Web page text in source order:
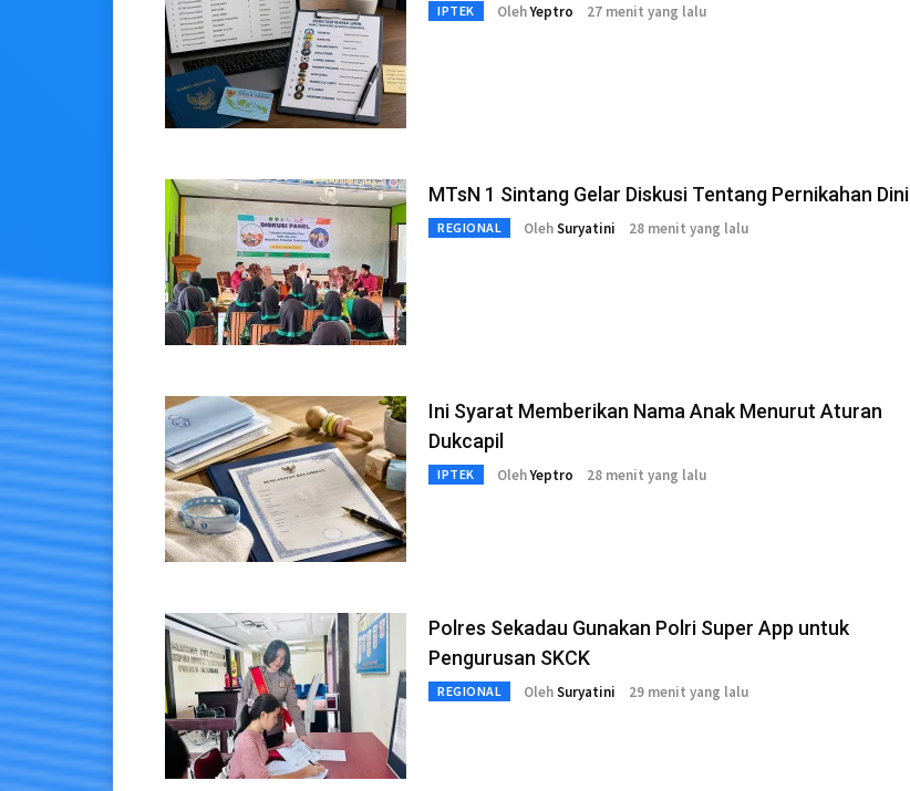
IPTEK OlehYeptro 27 menit yang lalu
MTsN 1 Sintang Gelar Diskusi Tentang Pernikahan Dini
REGIONAL OlehSuryatini 28 menit yang lalu
Ini Syarat Memberikan Nama Anak Menurut Aturan
Dukcapil
IPTEK OlehYeptro 28 menit yang lalu
Polres Sekadau Gunakan Polri Super App untuk
Pengurusan SKCK
REGIONAL OlehSuryatini 29 menit yang lalu